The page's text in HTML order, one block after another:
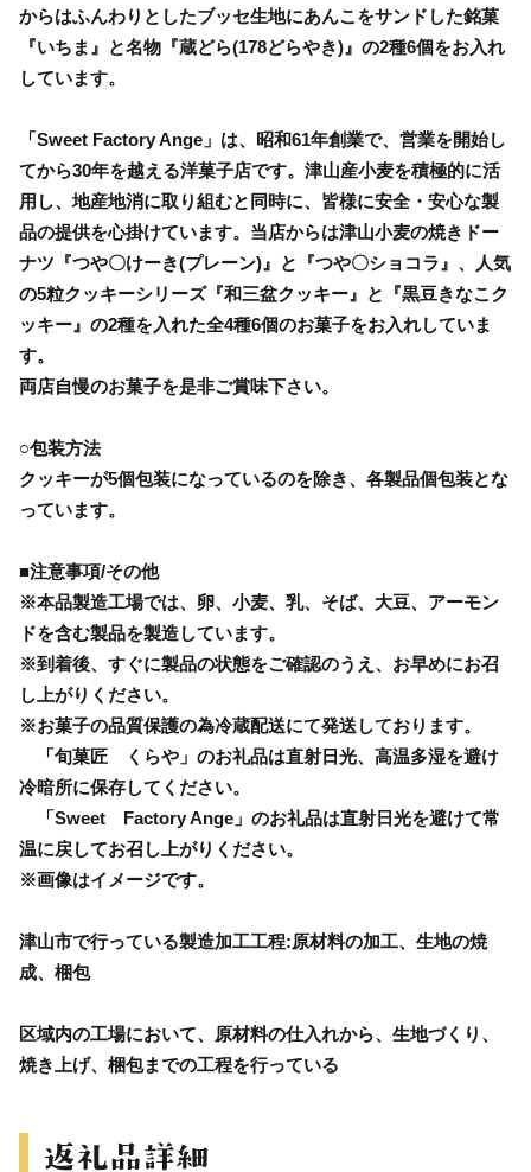
からはふんわりとしたブッセ生地にあんこをサンドした銘菓
『いちま』と名物『蔵どら(178どらやき)』の2種6個をお入れ
しています。
「Sweet Factory Ange」は、昭和61年創業で、営業を開始し
てから30年を越える洋菓子店です。津山産小麦を積極的に活
用し、地産地消に取り組むと同時に、皆様に安全・安心な製
品の提供を心掛けています。当店からは津山小麦の焼きドー
ナツ『つや〇けーき(プレーン)』と『つや〇ショコラ』、人気
の5粒クッキーシリーズ『和三盆クッキー』と『黒豆きなこク
ッキー』の2種を入れた全4種6個のお菓子をお入れしていま
す。
両店自慢のお菓子を是非ご賞味下さい。
○包装方法
クッキーが5個包装になっているのを除き、各製品個包装とな
っています。
■注意事項/その他
※本品製造工場では、卵、小麦、乳、そば、大豆、アーモン
ドを含む製品を製造しています。
※到着後、すぐに製品の状態をご確認のうえ、お早めにお召
し上がりください。
※お菓子の品質保護の為冷蔵配送にて発送しております。
「旬菓匠 くらや」のお礼品は直射日光、高温多湿を避け
冷暗所に保存してください。
「Sweet Factory Ange」のお礼品は直射日光を避けて常
温に戻してお召し上がりください。
※画像はイメージです。
津山市で行っている製造加工工程:原材料の加工、生地の焼
成、梱包
区域内の工場において、原材料の仕入れから、生地づくり、
焼き上げ、梱包までの工程を行っている